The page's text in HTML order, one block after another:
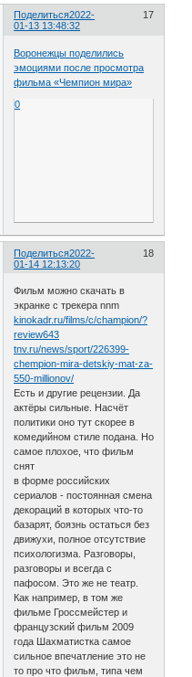
Поделиться 17
2022-
01-13 13:48:32
Воронежцы поделились
эмоциями после просмотра
фильма «Чемпион мира»
0
Поделиться 18
2022-
01-14 12:13:20
Фильм можно скачать в
экранке с трекера nnm
kinokadr.ru/films/c/champion/?
review643
tnv.ru/news/sport/226399-
chempion-mira-detskiy-mat-za-
550-millionov/
Есть и другие рецензии. Да
актёры сильные. Насчёт
политики оно тут скорее в
комедийном стиле подана. Но
самое плохое, что фильм
снят
в форме российских
сериалов - постоянная смена
декораций в которых что-то
базарят, боязнь остаться без
движухи, полное отсутствие
психологизма. Разговоры,
разговоры и всегда с
пафосом. Это же не театр.
Как например, в том же
фильме Гроссмейстер и
французский фильм 2009
года Шахматистка самое
сильное впечатление это не
то про что фильм, типа чем